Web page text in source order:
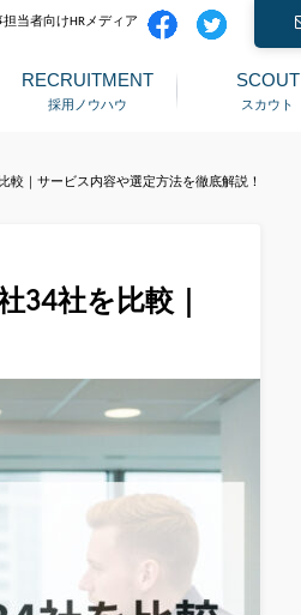
当者向けHRメディア
採用ノウハウ
RECRUITMENT
スカウト
SCOUT
較｜サービス内容や選定方法を徹底解説！
34社を比較｜